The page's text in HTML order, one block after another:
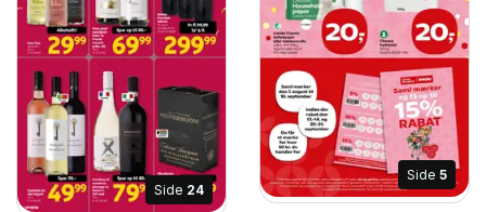
Side 24
Side 5